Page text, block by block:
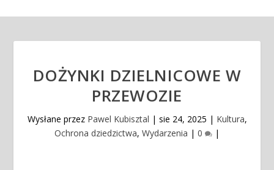
DOŻYNKI DZIELNICOWE W
PRZEWOZIE
Wysłane przez Pawel Kubisztal | sie 24, 2025 | Kultura,
Ochrona dziedzictwa, Wydarzenia | 0 |